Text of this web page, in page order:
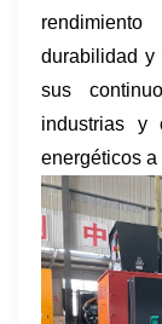
durabilidad y
sus
industrias y
energéticos